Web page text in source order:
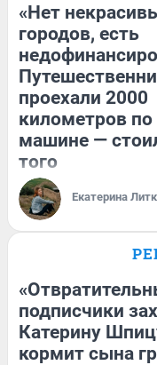
«Нет
городов, есть
проехали 2000
километров по
машине —
того
Екатерина
подписчики
Катерину
кормит сына